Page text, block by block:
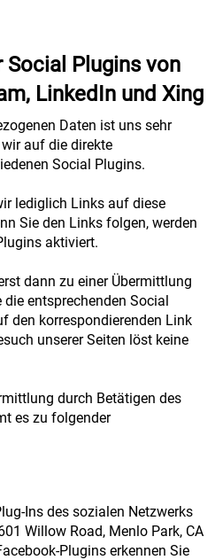
Social Plugins von
LinkedIn und Xing
Daten ist uns sehr
auf die direkte
Social Plugins.
lediglich Links auf diese
Sie den Links folgen, werden
aktiviert.
dann zu einer Übermittlung
entsprechenden Social
den korrespondierenden Link
unserer Seiten löst keine
durch Betätigen des
es zu folgender
Ins des sozialen Netzwerks
Willow Road, Menlo Park, CA
Plugins erkennen Sie